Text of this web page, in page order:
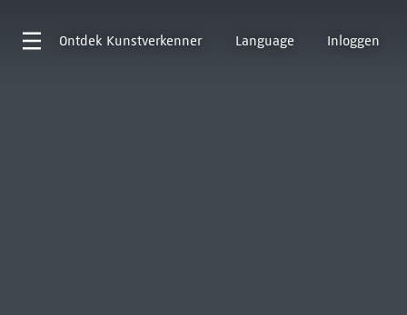
Ontdek Kunstverkenner Language Inloggen